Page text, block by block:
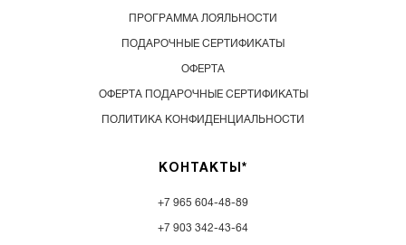
ПРОГРАММА ЛОЯЛЬНОСТИ
ПОДАРОЧНЫЕ СЕРТИФИКАТЫ
ОФЕРТА
ОФЕРТА ПОДАРОЧНЫЕ СЕРТИФИКАТЫ
ПОЛИТИКА КОНФИДЕНЦИАЛЬНОСТИ
КОНТАКТЫ*
+7 965 604-48-89
+7 903 342-43-64